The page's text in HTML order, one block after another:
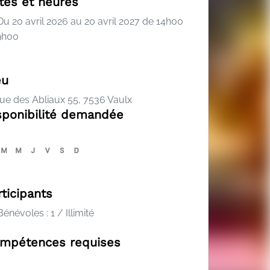
20 avril 2026 au 20 avril 2027 de 14h00
des Abliaux 55, 7536 Vaulx
demandée
: 1 / Illimité
requises